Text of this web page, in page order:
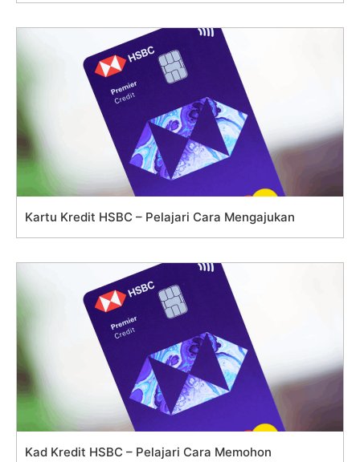
Kartu Kredit HSBC – Pelajari Cara Mengajukan
Kad Kredit HSBC – Pelajari Cara Memohon